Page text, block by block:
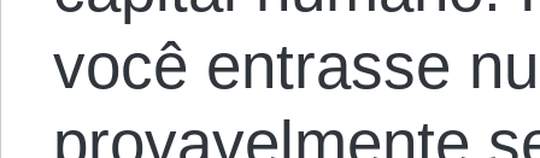
você entrasse
provavelmente